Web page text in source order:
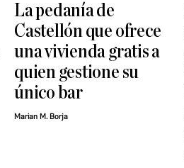
La pedanía de
Castellón que ofrece
una vivienda gratis a
quien gestione su
único bar
Marian M. Borja